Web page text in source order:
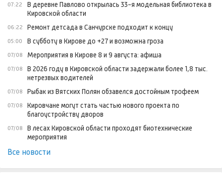
07:22
В деревне Павлово открылась 33-я модельная библиотека в
Кировской области
06:22 Ремонт детсада в Санчурске подходит к концу
05:00 В субботу в Кирове до +27 и возможна гроза
07/08 Мероприятия в Кирове 8 и 9 августа: афиша
07/08
В 2026 году в Кировской области задержали более 1,8 тыс.
нетрезвых водителей
07/08 Рыбак из Вятских Полян обзавелся достойным трофеем
07/08
Кировчане могут стать частью нового проекта по
благоустройству дворов
07/08
В лесах Кировской области проходят биотехнические
мероприятия
Все новости